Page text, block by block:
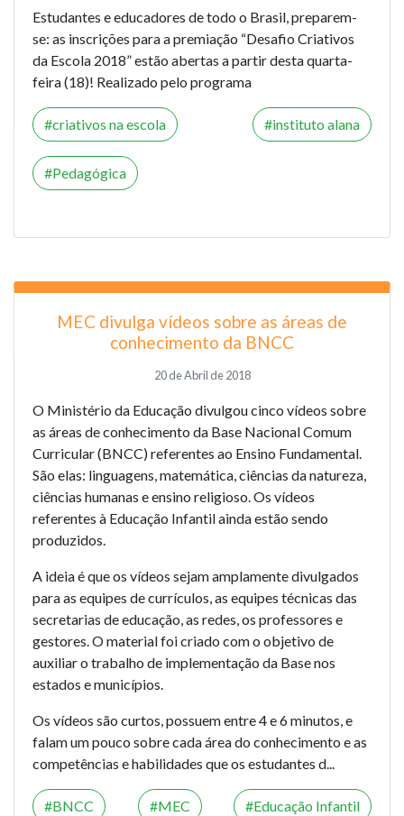
Estudantes e educadores de todo o Brasil, preparem-
se: as inscrições para a premiação “Desafio Criativos
da Escola 2018” estão abertas a partir desta quarta-
feira (18)! Realizado pelo programa
criativos na escola instituto alana
Pedagógica
MEC divulga vídeos sobre as áreas de
conhecimento da BNCC
20 de Abril de 2018
O Ministério da Educação divulgou cinco vídeos sobre
as áreas de conhecimento da Base Nacional Comum
Curricular (BNCC) referentes ao Ensino Fundamental.
São elas: linguagens, matemática, ciências da natureza,
ciências humanas e ensino religioso. Os vídeos
referentes à Educação Infantil ainda estão sendo
produzidos.
A ideia é que os vídeos sejam amplamente divulgados
para as equipes de currículos, as equipes técnicas das
secretarias de educação, as redes, os professores e
gestores. O material foi criado com o objetivo de
auxiliar o trabalho de implementação da Base nos
estados e municípios.
Os vídeos são curtos, possuem entre 4 e 6 minutos, e
falam um pouco sobre cada área do conhecimento e as
competências e habilidades que os estudantes d...
BNCC MEC Educação Infantil